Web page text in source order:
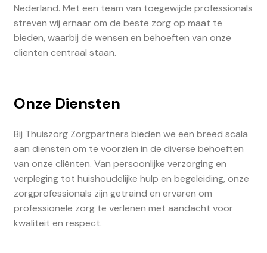
Nederland. Met een team van toegewijde professionals
streven wij ernaar om de beste zorg op maat te
bieden, waarbij de wensen en behoeften van onze
cliënten centraal staan.
Onze Diensten
Bij Thuiszorg Zorgpartners bieden we een breed scala
aan diensten om te voorzien in de diverse behoeften
van onze cliënten. Van persoonlijke verzorging en
verpleging tot huishoudelijke hulp en begeleiding, onze
zorgprofessionals zijn getraind en ervaren om
professionele zorg te verlenen met aandacht voor
kwaliteit en respect.